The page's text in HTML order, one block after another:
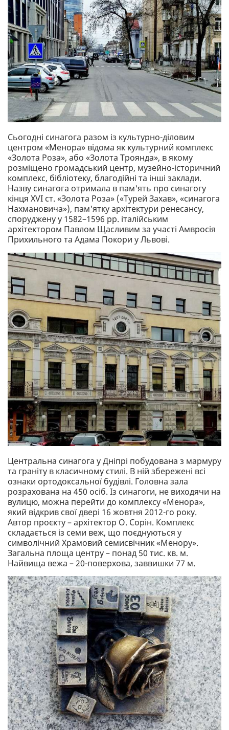
Сьогодні синагога разом із культурно-діловим
центром «Менора» відома як культурний комплекс
«Золота Роза», або «Золота Троянда», в якому
розміщено громадський центр, музейно-історичний
комплекс, бібліотеку, благодійні та інші заклади.
Назву синагога отримала в пам'ять про синагогу
кінця XVI ст. «Золота Роза» («Турей Захав», «синагога
Нахмановича»), пам'ятку архітектури ренесансу,
споруджену у 1582–1596 рр. італійським
архітектором Павлом Щасливим за участі Амвросія
Прихильного та Адама Покори у Львові.
Центральна синагога у Дніпрі побудована з мармуру
та граніту в класичному стилі. В ній збережені всі
ознаки ортодоксальної будівлі. Головна зала
розрахована на 450 осіб. Із синагоги, не виходячи на
вулицю, можна перейти до комплексу «Менора»,
який відкрив свої двері 16 жовтня 2012-го року.
Автор проєкту – архітектор О. Сорін. Комплекс
складається із семи веж, що поєднуються у
символічний Храмовий семисвічник «Менору».
Загальна площа центру – понад 50 тис. кв. м.
Найвища вежа – 20-поверхова, заввишки 77 м.